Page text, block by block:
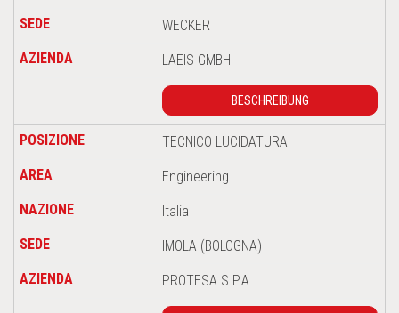
WECKER
LAEIS GMBH
BESCHREIBUNG
TECNICO LUCIDATURA
Engineering
Italia
IMOLA (BOLOGNA)
PROTESA S.P.A.